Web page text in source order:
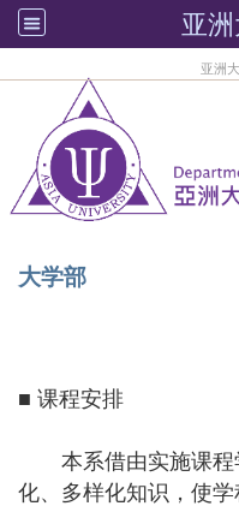
亚
亚洲
大学部
■ 课程安排
本系借由实施课程
化、多样化知识，使